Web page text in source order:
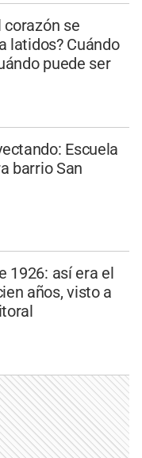
corazón se
latidos? Cuándo
puede ser
Escuela
barrio San
1926: así era el
años, visto a